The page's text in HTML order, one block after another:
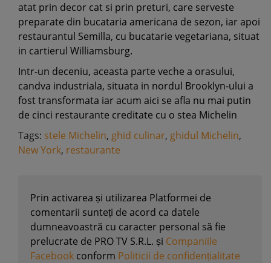
atat prin decor cat si prin preturi, care serveste
preparate din bucataria americana de sezon, iar apoi
restaurantul Semilla, cu bucatarie vegetariana, situat
in cartierul Williamsburg.
Intr-un deceniu, aceasta parte veche a orasului,
candva industriala, situata in nordul Brooklyn-ului a
fost transformata iar acum aici se afla nu mai putin
de cinci restaurante creditate cu o stea Michelin
Tags: stele Michelin, ghid culinar, ghidul Michelin,
New York, restaurante
Prin activarea și utilizarea Platformei de
comentarii sunteți de acord ca datele
dumneavoastră cu caracter personal să fie
prelucrate de PRO TV S.R.L. și Companiile
Facebook conform Politicii de confidențialitate